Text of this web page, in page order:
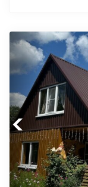
Previous